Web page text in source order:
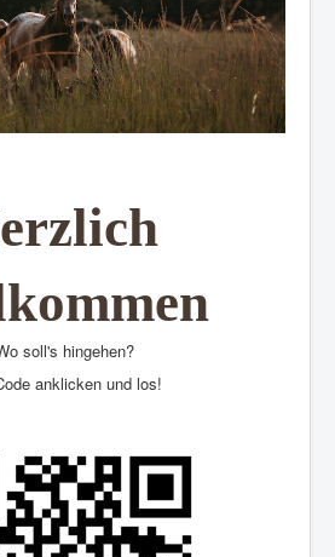
soll's hingehen?
anklicken und los!